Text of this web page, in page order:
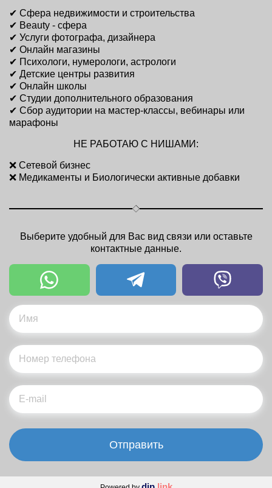
✔ Сфера недвижимости и строительства
✔ Beauty - сфера
✔ Услуги фотографа, дизайнера
✔ Онлайн магазины
✔ Психологи, нумерологи, астрологи
✔ Детские центры развития
✔ Онлайн школы
✔ Студии дополнительного образования
✔ Сбор аудитории на мастер-классы, вебинары или
марафоны
НЕ РАБОТАЮ С НИШАМИ:
❌ Сетевой бизнес
❌ Медикаменты и Биологически активные добавки
Выберите удобный для Вас вид связи или оставьте
контактные данные.
Отправить